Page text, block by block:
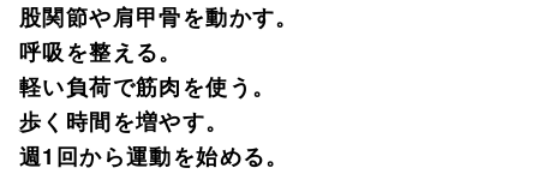
股関節や肩甲骨を動かす。
呼吸を整える。
軽い負荷で筋肉を使う。
歩く時間を増やす。
週1回から運動を始める。